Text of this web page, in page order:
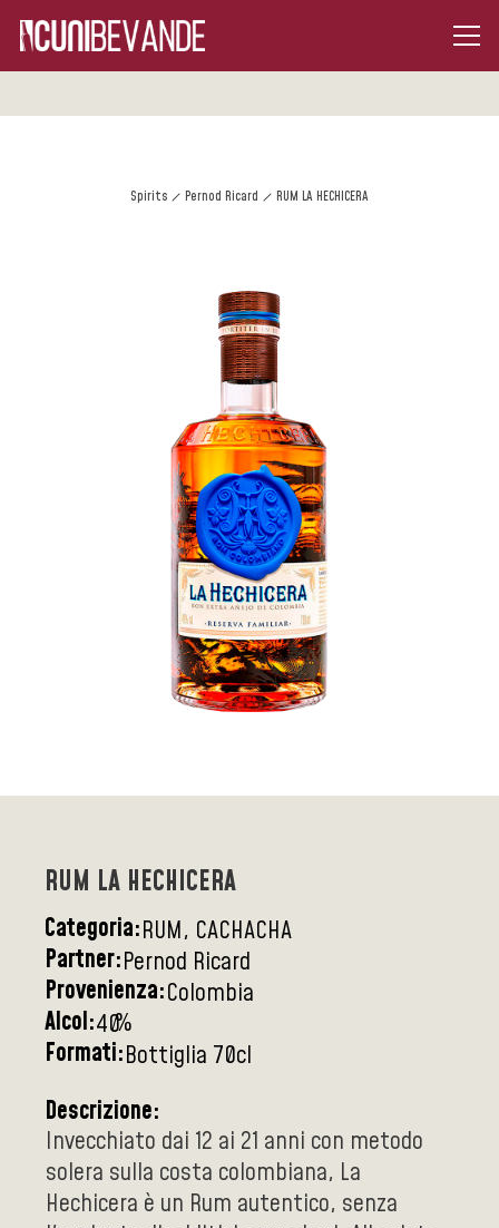
Spirits Pernod Ricard RUM LA HECHICERA
RUM LA HECHICERA
Categoria:RUM, CACHACHA
Partner:Pernod Ricard
Provenienza:Colombia
Alcol:40%
Formati:Bottiglia 70cl
Descrizione:
Invecchiato dai 12 ai 21 anni con metodo
solera sulla costa colombiana, La
Hechicera è un Rum autentico, senza